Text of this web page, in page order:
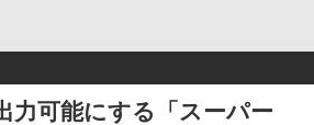
力可能にする「スーパー